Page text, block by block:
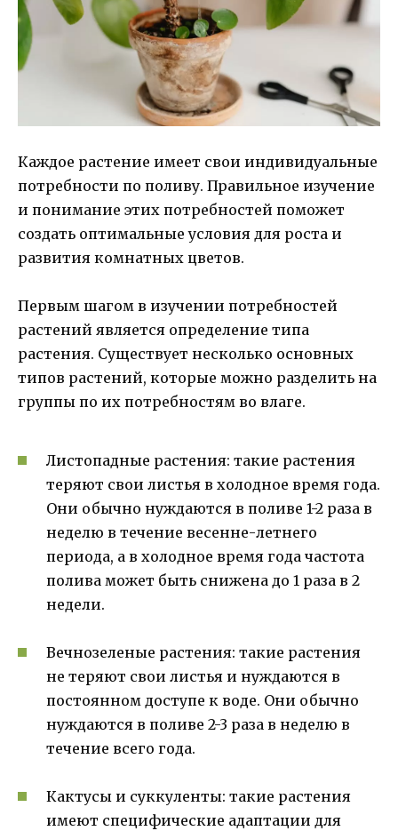
Каждое растение имеет свои индивидуальные
потребности по поливу. Правильное изучение
и понимание этих потребностей поможет
создать оптимальные условия для роста и
развития комнатных цветов.
Первым шагом в изучении потребностей
растений является определение типа
растения. Существует несколько основных
типов растений, которые можно разделить на
группы по их потребностям во влаге.
Листопадные растения: такие растения
теряют свои листья в холодное время года.
Они обычно нуждаются в поливе 1-2 раза в
неделю в течение весенне-летнего
периода, а в холодное время года частота
полива может быть снижена до 1 раза в 2
недели.
Вечнозеленые растения: такие растения
не теряют свои листья и нуждаются в
постоянном доступе к воде. Они обычно
нуждаются в поливе 2-3 раза в неделю в
течение всего года.
Кактусы и суккуленты: такие растения
имеют специфические адаптации для